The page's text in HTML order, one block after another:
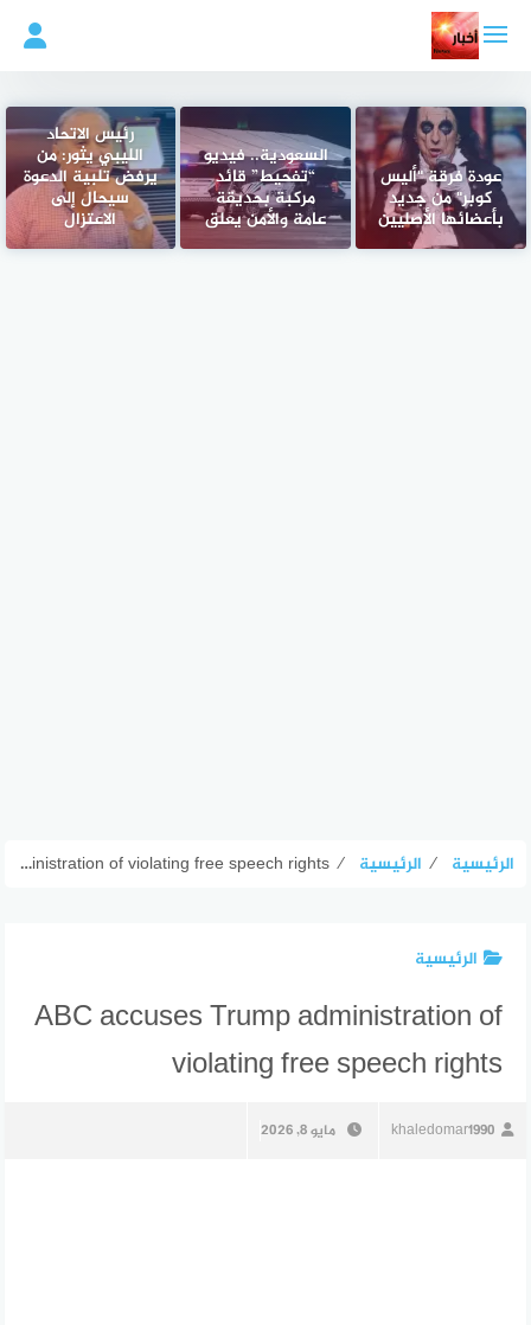
المحتوى
عودة فرقة "أليس
كوبر" من جديد
بأعضائها الأصليين
السعودية.. فيديو
“تفحيط” قائد
مركبة بحديقة
عامة والأمن يعلق
رئيس الاتحاد
الليبي يثور: من
يرفض تلبية الدعوة
سيحال إلى
الاعتزال
الرئيسية ⁄ الرئيسية ⁄
ABC accuses Trump administration of violating free speech rights
الرئيسية
ABC accuses Trump administration of
violating free speech rights
khaledomar1990 مايو 8, 2026